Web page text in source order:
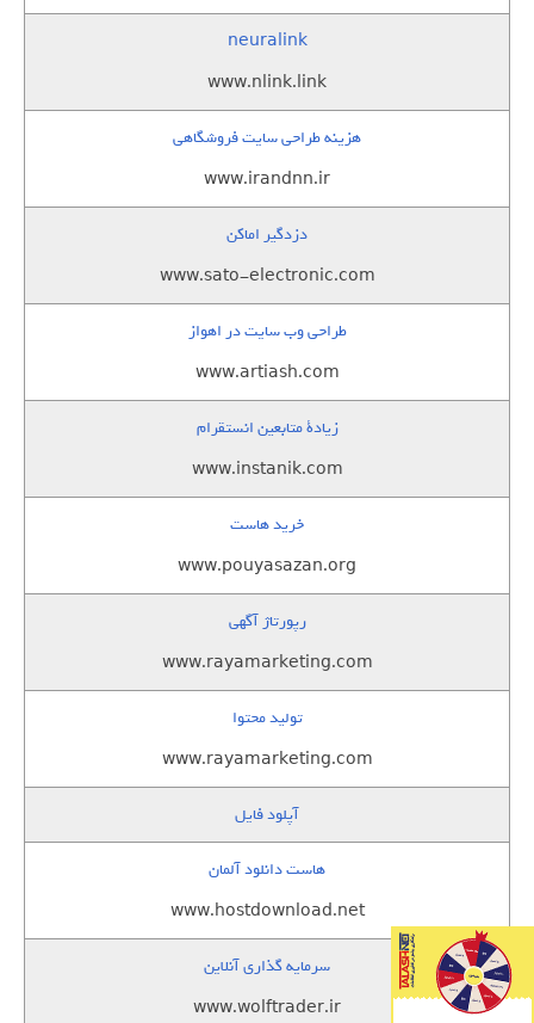
neuralink
www.nlink.link
هزینه طراحی سایت فروشگاهی
www.irandnn.ir
دزدگیر اماکن
www.sato-electronic.com
طراحی وب سایت در اهواز
www.artiash.com
زيادة متابعين انستقرام
www.instanik.com
خرید هاست
www.pouyasazan.org
رپورتاژ آگهی
www.rayamarketing.com
تولید محتوا
www.rayamarketing.com
آپلود فایل
هاست دانلود آلمان
www.hostdownload.net
سرمایه گذاری آنلاین
www.wolftrader.ir